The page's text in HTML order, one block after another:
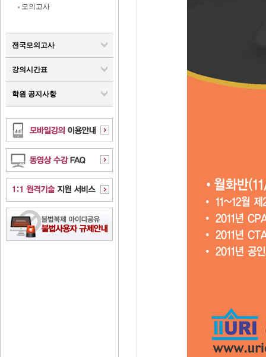
모의고사
전국모의고사
강의시간표
학원 공지사항